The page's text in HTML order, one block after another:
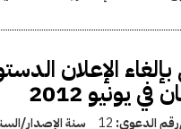
الإعلان
2012
رقم الدعوى: 12 سنة الإصدار/